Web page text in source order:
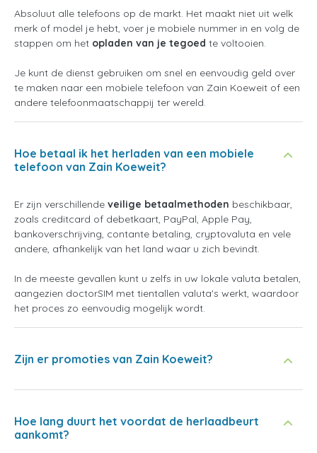
Absoluut alle telefoons op de markt. Het maakt niet uit welk
merk of model je hebt, voer je mobiele nummer in en volg de
stappen om het opladen van je tegoed te voltooien.
Je kunt de dienst gebruiken om snel en eenvoudig geld over
te maken naar een mobiele telefoon van Zain Koeweit of een
andere telefoonmaatschappij ter wereld.
Hoe betaal ik het herladen van een mobiele
telefoon van Zain Koeweit?
Er zijn verschillende veilige betaalmethoden beschikbaar,
zoals creditcard of debetkaart, PayPal, Apple Pay,
bankoverschrijving, contante betaling, cryptovaluta en vele
andere, afhankelijk van het land waar u zich bevindt.
In de meeste gevallen kunt u zelfs in uw lokale valuta betalen,
aangezien doctorSIM met tientallen valuta's werkt, waardoor
het proces zo eenvoudig mogelijk wordt.
Zijn er promoties van Zain Koeweit?
Hoe lang duurt het voordat de herlaadbeurt
aankomt?